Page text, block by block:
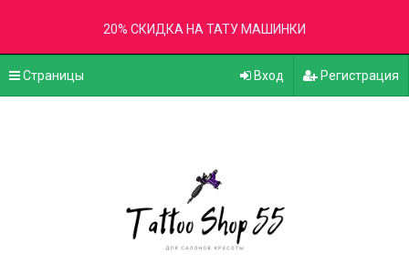
20% СКИДКА НА ТАТУ МАШИНКИ
Страницы Вход Регистрация